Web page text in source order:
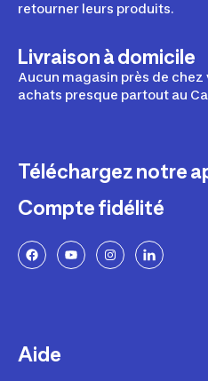
retourner leurs produits.
Livraison à domicile
Aucun magasin près de chez
achats presque partout au
Téléchargez notre
Compte fidélité
Aide